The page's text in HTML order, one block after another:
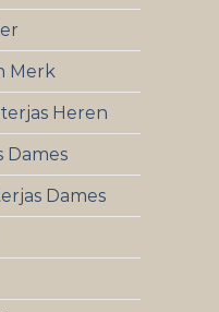
Merk
Heren
Dames
Dames